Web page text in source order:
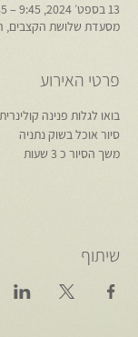
13 בספט׳ 2024, 9:45 – 12:45
מסעדת שלושת הקצבים, ראובן ברקת
פרטי האירוע
בואו לגלות פנינה
סיור אוכל בשוק נתניה
משך הסיור כ 3 שעות
שיתוף